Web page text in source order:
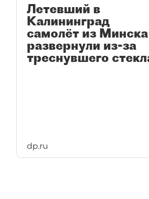
Летевший в
Калининград
самолёт из Минска
развернули из-за
треснувшего
dp.ru